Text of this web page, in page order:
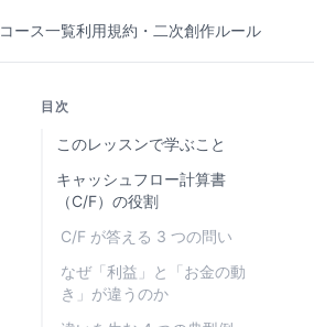
コース一覧利用規約・二次創作ルール
目次
このレッスンで学ぶこと
キャッシュフロー計算書
（C/F）の役割
C/F が答える 3 つの問い
なぜ「利益」と「お金の動
き」が違うのか